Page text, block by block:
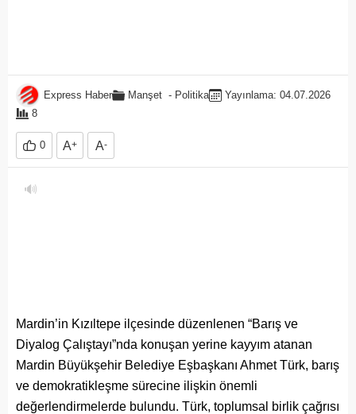
Express Haber Manşet - Politika
Yayınlama: 04.07.2026
8
0 A+ A-
🔊
Mardin’in Kızıltepe ilçesinde düzenlenen “Barış ve
Diyalog Çalıştayı”nda konuşan yerine kayyım atanan
Mardin Büyükşehir Belediye Eşbaşkanı Ahmet Türk, barış
ve demokratikleşme sürecine ilişkin önemli
değerlendirmelerde bulundu. Türk, toplumsal birlik çağrısı